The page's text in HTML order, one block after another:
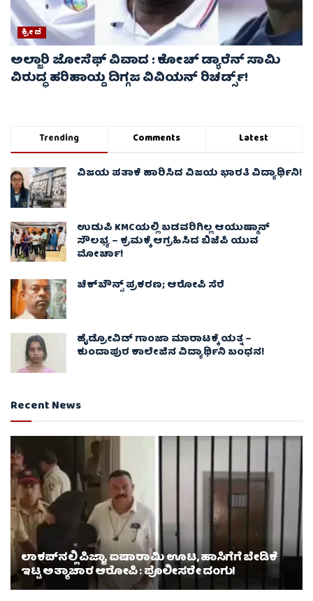
ಕ್ರೀಡೆ
ಅಲ್ಜಾರಿ ಜೋಸೆಫ್ ವಿವಾದ : ಕೋಚ್ ಡ್ಯಾರೆನ್ ಸಾಮಿ
ವಿರುದ್ಧ ಹರಿಹಾಯ್ದ ದಿಗ್ಗಜ ವಿವಿಯನ್ ರಿಚರ್ಡ್ಸ್!
Trending Comments Latest
ವಿಜಯ ಪತಾಕೆ ಹಾರಿಸಿದ ವಿಜಯ ಭಾರತಿ ವಿದ್ಯಾರ್ಥಿನಿ!
ಉಡುಪಿ KMCಯಲ್ಲಿ ಬಡವರಿಗಿಲ್ಲ ಆಯುಷ್ಮಾನ್
ಸೌಲಭ್ಯ – ಕ್ರಮಕ್ಕೆ ಆಗ್ರಹಿಸಿದ ಬಿಜೆಪಿ ಯುವ
ಮೋರ್ಚಾ!
ಚೆಕ್​ಬೌನ್ಸ್​ ಪ್ರಕರಣ; ಆರೋಪಿ ಸೆರೆ
ಹೈಡ್ರೋವಿಡ್ ಗಾಂಜಾ ಮಾರಾಟಕ್ಕೆ ಯತ್ನ –
ಕುಂದಾಪುರ ಕಾಲೇಜಿನ ವಿದ್ಯಾರ್ಥಿನಿ ಬಂಧನ!
Recent News
ಲಾಕಪ್‌ನಲ್ಲಿ ಪಿಜ್ಜಾ, ಐಷಾರಾಮಿ ಊಟ, ಹಾಸಿಗೆಗೆ ಬೇಡಿಕೆ
ಇಟ್ಟ ಅತ್ಯಾಚಾರ ಆರೋಪಿ : ಪೊಲೀಸರೇ ದಂಗು!